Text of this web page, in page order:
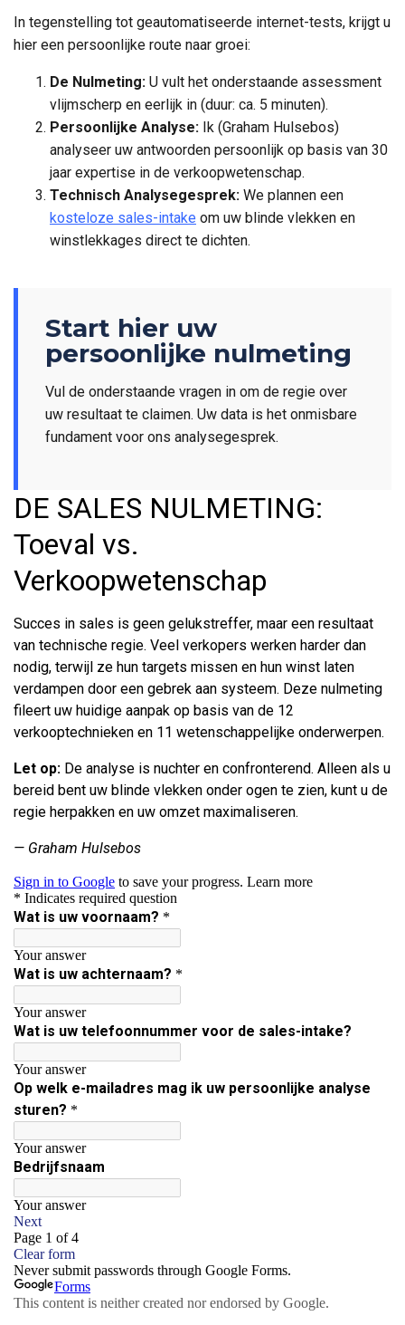
In tegenstelling tot geautomatiseerde internet-tests, krijgt u
hier een persoonlijke route naar groei:
De Nulmeting: U vult het onderstaande assessment
vlijmscherp en eerlijk in (duur: ca. 5 minuten).
Persoonlijke Analyse: Ik (Graham Hulsebos)
analyseer uw antwoorden persoonlijk op basis van 30
jaar expertise in de verkoopwetenschap.
Technisch Analysegesprek: We plannen een
kosteloze sales-intake om uw blinde vlekken en
winstlekkages direct te dichten.
Start hier uw
persoonlijke nulmeting
Vul de onderstaande vragen in om de regie over
uw resultaat te claimen. Uw data is het onmisbare
fundament voor ons analysegesprek.